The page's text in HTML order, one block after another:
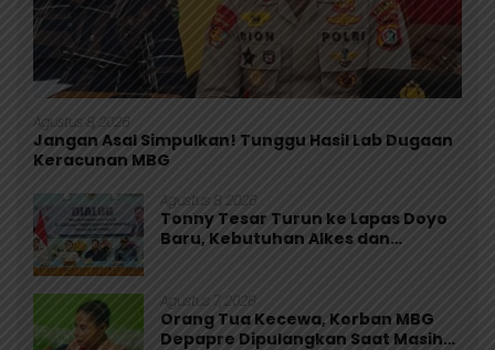
Agustus 8, 2026
Jangan Asal Simpulkan! Tunggu Hasil Lab Dugaan
Keracunan MBG
Agustus 8, 2026
Tonny Tesar Turun ke Lapas Doyo
Baru, Kebutuhan Alkes dan
Agustus 7, 2026
Orang Tua Kecewa, Korban MBG
Depapre Dipulangkan Saat Masih